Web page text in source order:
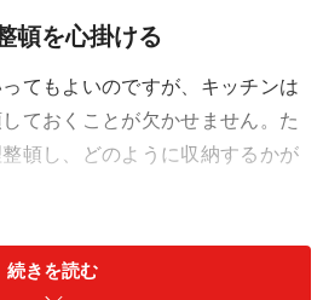
頓を心掛ける
てもよいのですが、キッチンは
ておくことが欠かせません。た
頓し、どのように収納するかが
分けて「隠す収納」と「見せる
続きを読む